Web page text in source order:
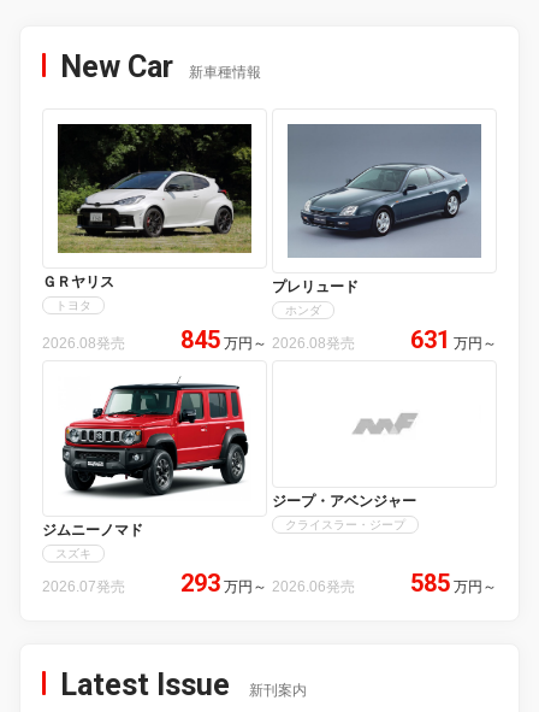
New Car 新車種情報
ＧＲヤリス
トヨタ
2026.08発売 845 万円 ～
プレリュード
ホンダ
2026.08発売 631 万円 ～
ジムニーノマド
スズキ
2026.07発売 293 万円 ～
ジープ・アベンジャー
クライスラー・ジープ
2026.06発売 585 万円 ～
Latest Issue 新刊案内